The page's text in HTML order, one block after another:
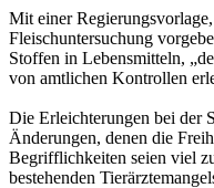
Mit einer
Fleischuntersuchung
Stoffen in Lebensmitteln,
von amtlichen Kontrollen
Die Erleichterungen bei der
Änderungen, denen die
Begrifflichkeiten seien viel
bestehenden